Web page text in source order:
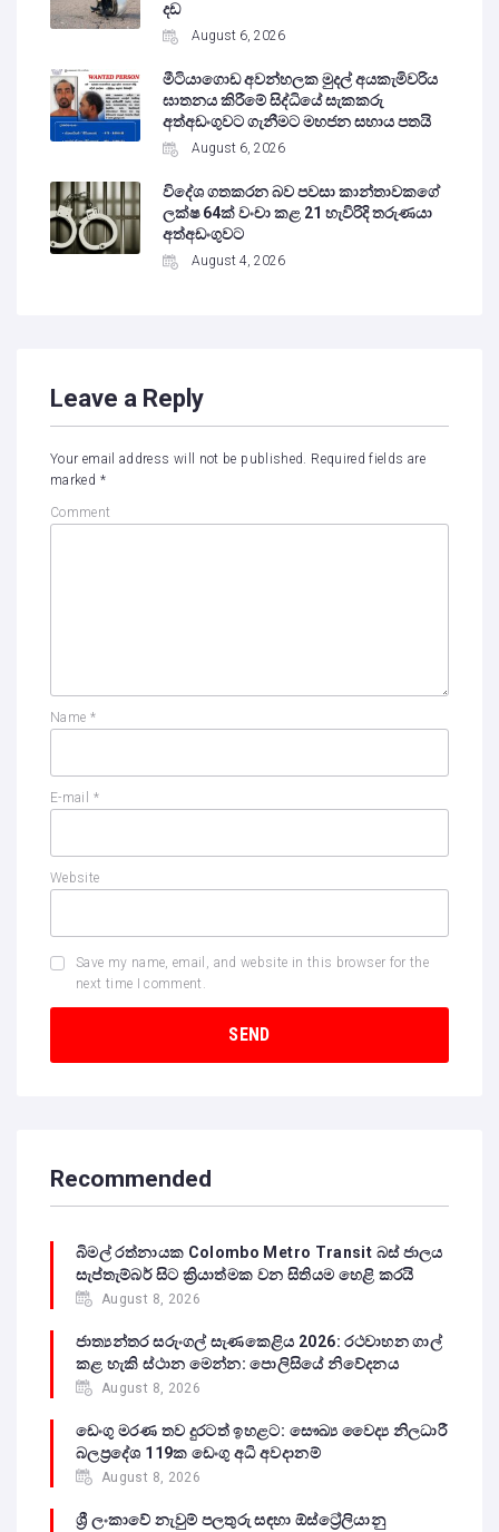
දඩ
August 6, 2026
මීටියාගොඩ අවන්හලක මුදල් අයකැමිවරිය
ඝාතනය කිරීමේ සිද්ධියේ සැකකරු
අත්අඩංගුවට ගැනීමට මහජන සහාය පතයි
August 6, 2026
විදේශ ගතකරන බව පවසා කාන්තාවකගේ
ලක්ෂ 64ක් වංචා කළ 21 හැවිරිදි තරුණයා
අත්අඩංගුවට
August 4, 2026
Leave a Reply
Your email address will not be published.
Required fields are
marked *
Comment
Name *
E-mail *
Website
Save my name, email, and website in this browser for the
next time I comment.
Recommended
බිමල් රත්නායක Colombo Metro Transit බස් ජාලය
සැප්තැම්බර් සිට ක්‍රියාත්මක වන සිතියම හෙළි කරයි
August 8, 2026
ජාත්‍යන්තර සරුංගල් සැණකෙළිය 2026: රථවාහන ගාල්
කළ හැකි ස්ථාන මෙන්න: පොලිසියේ නිවේදනය
August 8, 2026
ඩෙංගු මරණ තව දුරටත් ඉහළට: සෞඛ්‍ය වෛද්‍ය නිලධාරී
බලප්‍රදේශ 119ක ඩෙංගු අධි අවදානම්
August 8, 2026
ශ්‍රී ලංකාවේ නැවුම් පලතුරු සඳහා ඕස්ට්‍රේලියානු